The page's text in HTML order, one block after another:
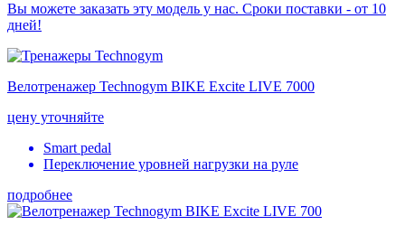
Вы можете заказать эту модель у нас. Сроки поставки - от 10
дней!
Велотренажер Technogym BIKE Excite LIVE 7000
цену уточняйте
Smart pedal
Переключение уровней нагрузки на руле
подробнее